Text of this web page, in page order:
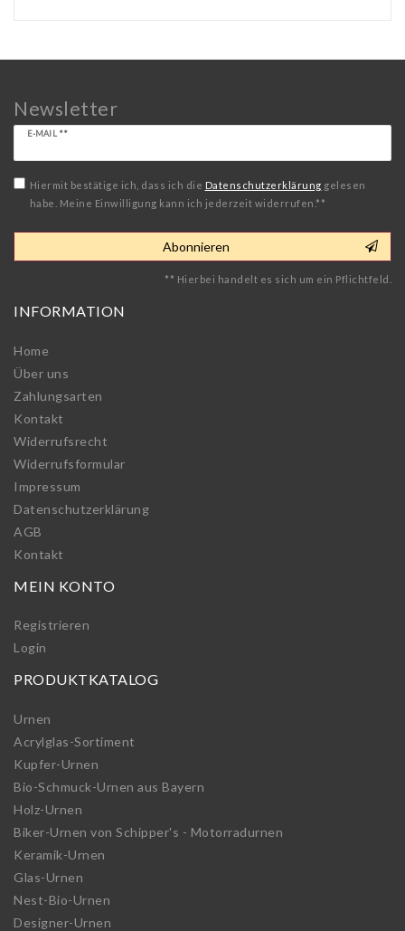
Newsletter
E-MAIL **
Newsletter
Honig
Hiermit bestätige ich, dass ich die Daten­schutz­erklärung gelesen
habe. Meine Einwilligung kann ich jederzeit widerrufen.**
Abonnieren
** Hierbei handelt es sich um ein Pflichtfeld.
INFORMATION
Home
Über uns
Zahlungsarten
Kontakt
Widerrufs­recht
Widerrufs­formular
Impressum
Daten­schutz­erklärung
AGB
Kontakt
MEIN KONTO
Registrieren
Login
PRODUKTKATALOG
Urnen
Acrylglas-Sortiment
Kupfer-Urnen
Bio-Schmuck-Urnen aus Bayern
Holz-Urnen
Biker-Urnen von Schipper's - Motorradurnen
Keramik-Urnen
Glas-Urnen
Nest-Bio-Urnen
Designer-Urnen